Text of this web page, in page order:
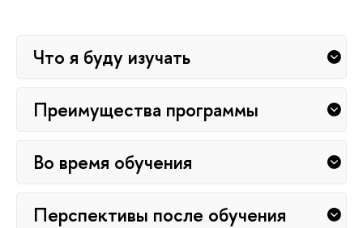
Что я буду изучать
Преимущества программы
Во время обучения
Перспективы после обучения